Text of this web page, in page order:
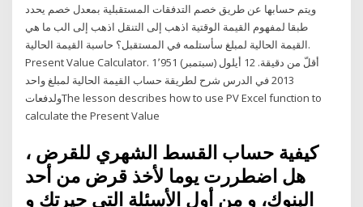
ويتم حسابها عن طريق خصم التدفقات المستقبلية بمعدل خصم يحدد
طبقا لمفهوم القيمة الوقتية اذهب إلى التنقل اذهب إلى الب ما هي
القيمة الحالية لمبلغ سأستلمه في المستقبل؟ حاسبة القيمة الحالية.
Present Value Calculator. 1٬951 أقلّ من دقيقة. 12 أيلول (سبتمبر)
2013 في الدرس شرح لطريقة حساب القيمة الحالية لمبلغ واحد
ولدفعاتThe lesson describes how to use PV Excel function to
calculate the Present Value
كيفية حساب القسط الشهري للقرض ،
هل اضطررت يوما لأخذ قرض من أحد
البنوك، و من أول الأسئلة التي حيرتك و